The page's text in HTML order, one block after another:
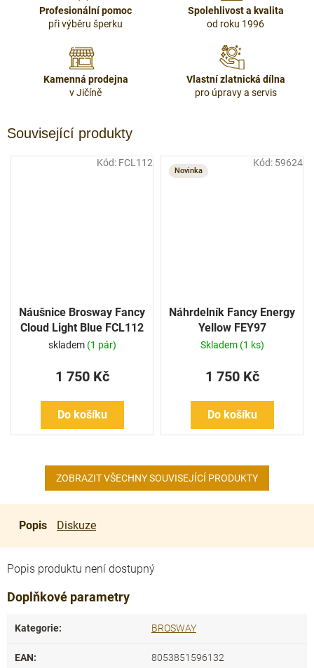
Profesionální pomoc
při výběru šperku
Spolehlivost a kvalita
od roku 1996
Kamenná prodejna
v Jičíně
Vlastní zlatnická dílna
pro úpravy a servis
Související produkty
Náušnice Brosway Fancy
Cloud Light Blue FCL112
skladem (1 pár)
1 750 Kč
Do košíku
Kód: FCL112
Novinka
Náhrdelník Fancy Energy
Yellow FEY97
Skladem (1 ks)
1 750 Kč
Do košíku
Kód: 59624
ZOBRAZIT VŠECHNY SOUVISEJÍCÍ PRODUKTY
Popis Diskuze
Popis produktu není dostupný
Doplňkové parametry
Kategorie: BROSWAY
EAN: 8053851596132